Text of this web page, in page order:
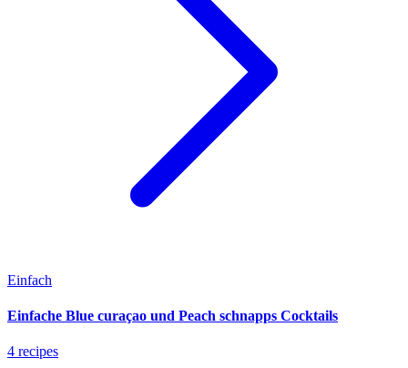
Einfach
Einfache Blue curaçao und Peach schnapps Cocktails
4 recipes